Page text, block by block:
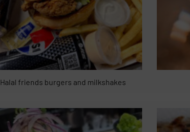
Halal friends burgers and milkshakes